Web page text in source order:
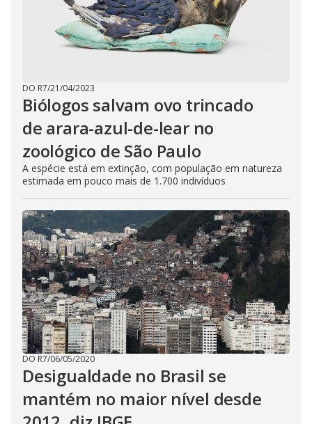
DO R7/21/04/2023
Biólogos salvam ovo trincado
de arara-azul-de-lear no
zoológico de São Paulo
A espécie está em extinção, com população em natureza
estimada em pouco mais de 1.700 indivíduos
DO R7/06/05/2020
Desigualdade no Brasil se
mantém no maior nível desde